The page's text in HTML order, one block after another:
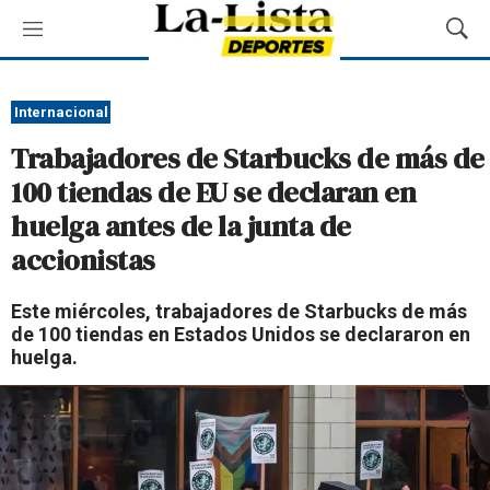
M
e
ú
M
o
a
r
e
d
Internacional
Trabajadores de Starbucks de más de
100 tiendas de EU se declaran en
huelga antes de la junta de
accionistas
Este miércoles, trabajadores de Starbucks de más
de 100 tiendas en Estados Unidos se declararon en
huelga.